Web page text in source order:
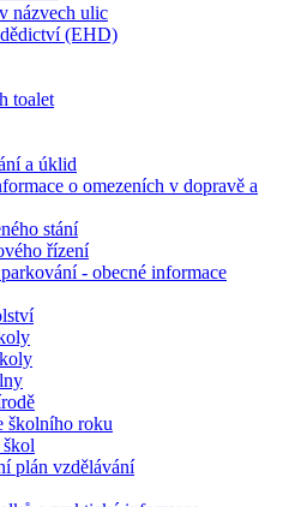
názvech ulic
(EHD)
toalet
a úklid
o omezeních v dopravě a
stání
řízení
- obecné informace
školního roku
plán vzdělávání